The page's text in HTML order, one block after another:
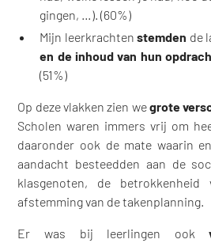
gingen, …). (60%)
Mijn leerkrachtenstemden de
en de inhoud van hun
(51%)
Op deze vlakken zien wegrote
Scholen waren immers vrij om
daaronder ook de mate waarin
aandacht besteedden aan de
klasgenoten, de
afstemming van de takenplanning.
Er was bij leerlingen ook